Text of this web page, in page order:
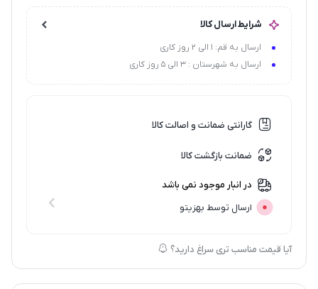
خنک کننده پوست
کمک به جوانسازی و رفع افتادگی پوست
بدون ایجاد حساسیت
شرایط ارسال کالا
ارسال به قم: 1 الی 2 روز کاری
ارسال به شهرستان : 3 الی 5 روز کاری
گارانتی ضمانت و اصالت کالا
ضمانت بازگشت کالا
در انبار موجود نمی باشد
ارسال توسط بهزیتو
آیا قیمت مناسب تری سراغ دارید؟